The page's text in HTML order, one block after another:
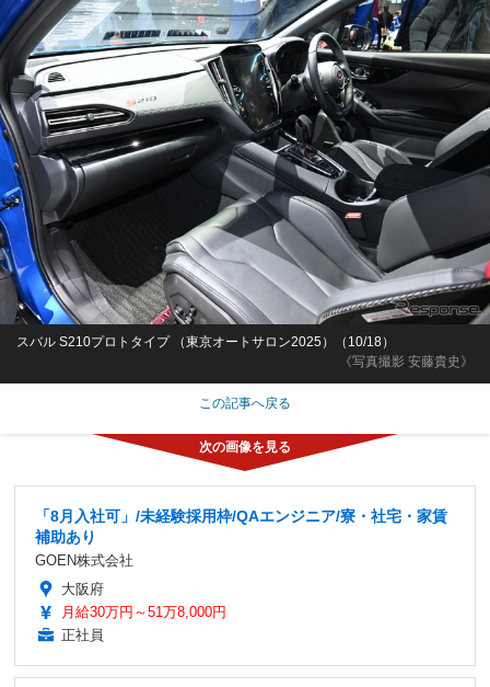
《写真撮影 安藤貴史》
スバル S210プロトタイプ （東京オートサロン2025）（10/18）
この記事へ戻る
「8月入社可」/未経験採用枠/QAエンジニア/寮・社宅・家賃
補助あり
GOEN株式会社
大阪府
月給30万円～51万8,000円
正社員